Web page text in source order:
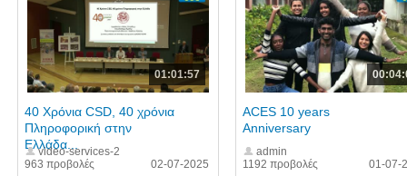
01:01:57
963 προβολές
40 Χρόνια CSD, 40 χρόνια
Πληροφορική στην
Ελλάδα...
video-services-2
02-07-2025
1192 προβολές
ACES 10 years
Anniversary
admin
01-07-